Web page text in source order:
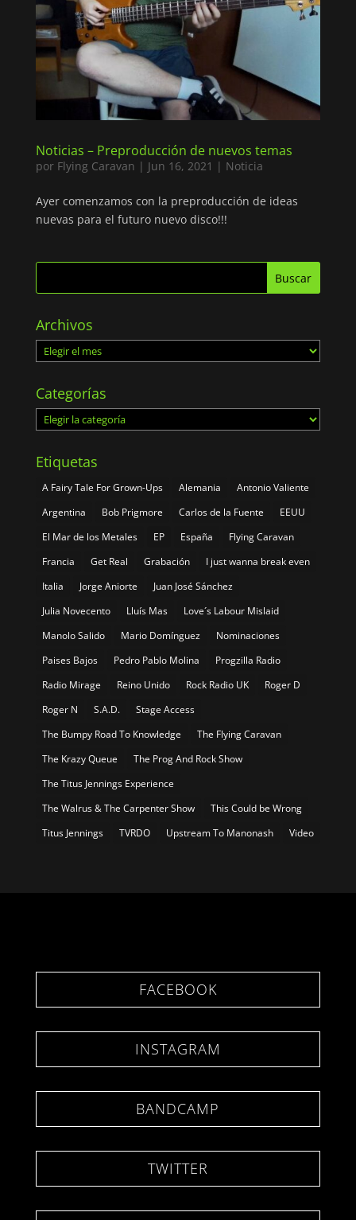
Noticias – Preproducción de nuevos temas
por Flying Caravan | Jun 16, 2021 | Noticia
Ayer comenzamos con la preproducción de ideas
nuevas para el futuro nuevo disco!!!
Archivos
Archivos
Categorías
Categorías
Etiquetas
A Fairy Tale For Grown-Ups Alemania
Antonio Valiente
Argentina
Bob Prigmore Carlos de la Fuente
EEUU
El Mar de los Metales
EP España
Flying Caravan
Francia
Get Real Grabación
I just wanna break even
Italia
Jorge Aniorte
Juan José Sánchez
Julia Novecento
Lluís Mas
Love´s Labour Mislaid
Manolo Salido
Mario Domínguez
Nominaciones
Paises Bajos
Pedro Pablo Molina
Progzilla Radio
Radio Mirage
Reino Unido Rock Radio UK
Roger D
Roger N
S.A.D.
Stage Access
The Bumpy Road To Knowledge
The Flying Caravan
The Krazy Queue
The Prog And Rock Show
The Titus Jennings Experience
The Walrus & The Carpenter Show
This Could be Wrong
Titus Jennings
TVRDO Upstream To Manonash Video
FACEBOOK
INSTAGRAM
BANDCAMP
TWITTER